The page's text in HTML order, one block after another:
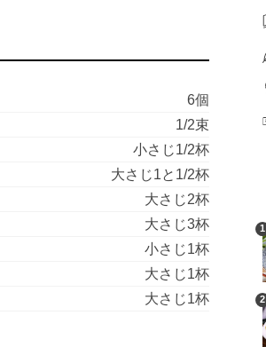
6個
1/2束
小さじ1/2杯
大さじ1と1/2杯
大さじ2杯
大さじ3杯
小さじ1杯
大さじ1杯
大さじ1杯
1
2